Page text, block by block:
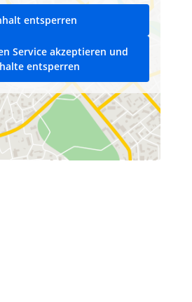
entsperren
Service akzeptieren und
entsperren